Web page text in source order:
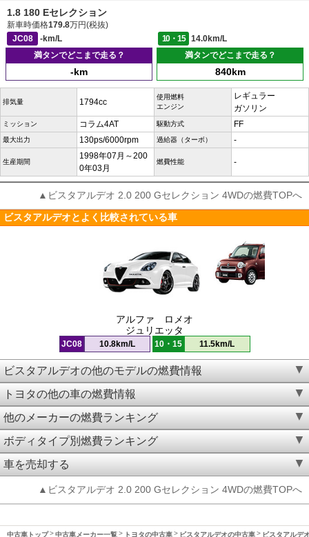
1.8 180 Eセレクション
新車時価格179.8万円(税抜)
JC08
-km/L 10・15
14.0km/L
満タンでどこまで走る？
-km
満タンでどこまで走る？
840km
排気量 1794cc
使用燃料
エンジン
レギュラー
ガソリン
ミッション コラム4AT 駆動方式 FF
最大出力 130ps/6000rpm 過給器（ターボ） -
生産期間
1998年07月～200
0年03月
燃費性能 -
▲ビスタアルデオ 2.0 200 Gセレクション 4WDの燃費TOPへ
ビスタアルデオとよく比較されている車
アルファ ロメオ
ジュリエッタ
JC08 10.8km/L 10・15 11.5km/L
ビスタアルデオの他のモデルの燃費情報
トヨタの他の車の燃費情報
他のメーカーの燃費ランキング
ボディタイプ別燃費ランキング
車を売却する
▲ビスタアルデオ 2.0 200 Gセレクション 4WDの燃費TOPへ
中古車トップ 中古車メーカー一覧 トヨタの中古車 ビスタアルデオの中古車 ビスタアルデ